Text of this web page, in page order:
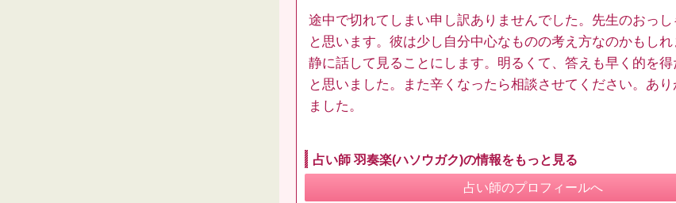
途中で切れてしまい申し訳ありませんでした。先生のおっ
と思います。彼は少し自分中心なものの考え方なのかもし
静に話して見ることにします。明るくて、答えも早く的を得
と思いました。また辛くなったら相談させてください。あ
ました。
占い師 羽奏楽(ハソウガク)の情報をもっと見る
占い師のプロフィールへ